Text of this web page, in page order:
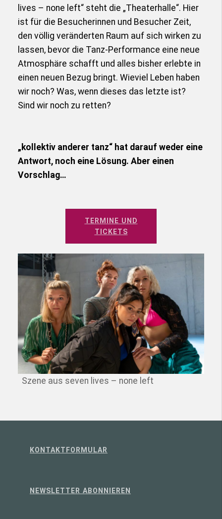
lives – none left“ steht die „Theaterhalle“. Hier
ist für die Besucherinnen und Besucher Zeit,
den völlig veränderten Raum auf sich wirken zu
lassen, bevor die Tanz-Performance eine neue
Atmosphäre schafft und alles bisher erlebte in
einen neuen Bezug bringt. Wieviel Leben haben
wir noch? Was, wenn dieses das letzte ist?
Sind wir noch zu retten?
„kollektiv anderer tanz“ hat darauf weder eine
Antwort, noch eine Lösung. Aber einen
Vorschlag…
TERMINE UND
TICKETS
Szene aus seven lives – none left
KONTAKTFORMULAR
NEWSLETTER ABONNIEREN